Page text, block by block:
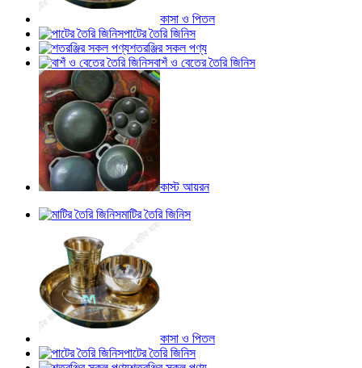
কাসা ও পিতল
পাটের তৈরি জিনিস
শতরঞ্জির সকল পণ্য
বাশঁ ও বেতের তৈরি জিনিস
কাস্ট আয়রন
মাটির তৈরি জিনিস
কাসা ও পিতল
পাটের তৈরি জিনিস